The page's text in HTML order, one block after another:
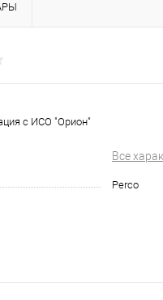
с ИСО "Орион"
Все
Perco